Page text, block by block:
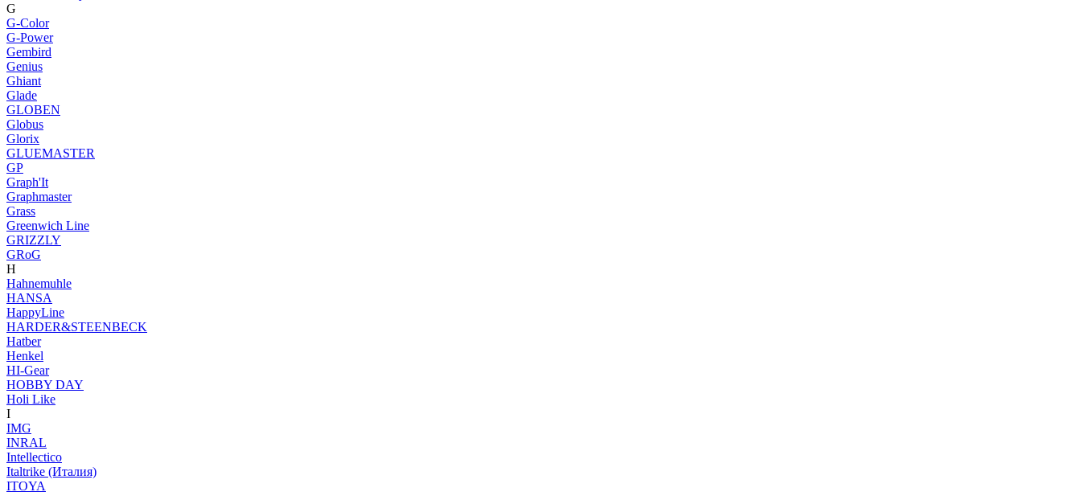
G
G-Color
G-Power
Gembird
Genius
Ghiant
Glade
GLOBEN
Globus
Glorix
GLUEMASTER
GP
Graph'It
Graphmaster
Grass
Greenwich Line
GRIZZLY
GRoG
H
Hahnemuhle
HANSA
HappyLine
HARDER&STEENBECK
Hatber
Henkel
HI-Gear
HOBBY DAY
Holi Like
I
IMG
INRAL
Intellectico
Italtrike (Италия)
ITOYA